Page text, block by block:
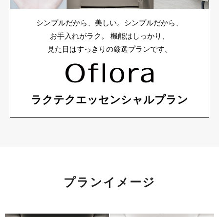
シンプルだから、美しい。シンプルだから、
お手入れがラク。
機能はしっかり、
見た目はすっきりの厳選プランです。
ラクテクエッセンシャルプラン
プランイメージ